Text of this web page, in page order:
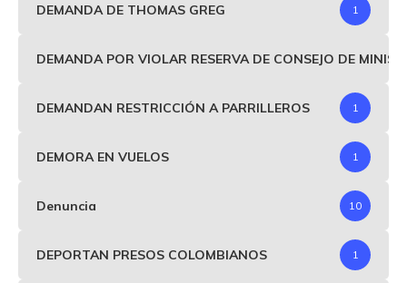
DEMANDA DE THOMAS GREG 1
DEMANDA POR VIOLAR RESERVA DE CONSEJO DE
DEMANDAN RESTRICCIÓN A PARRILLEROS 1
DEMORA EN VUELOS 1
Denuncia 10
DEPORTAN PRESOS COLOMBIANOS 1